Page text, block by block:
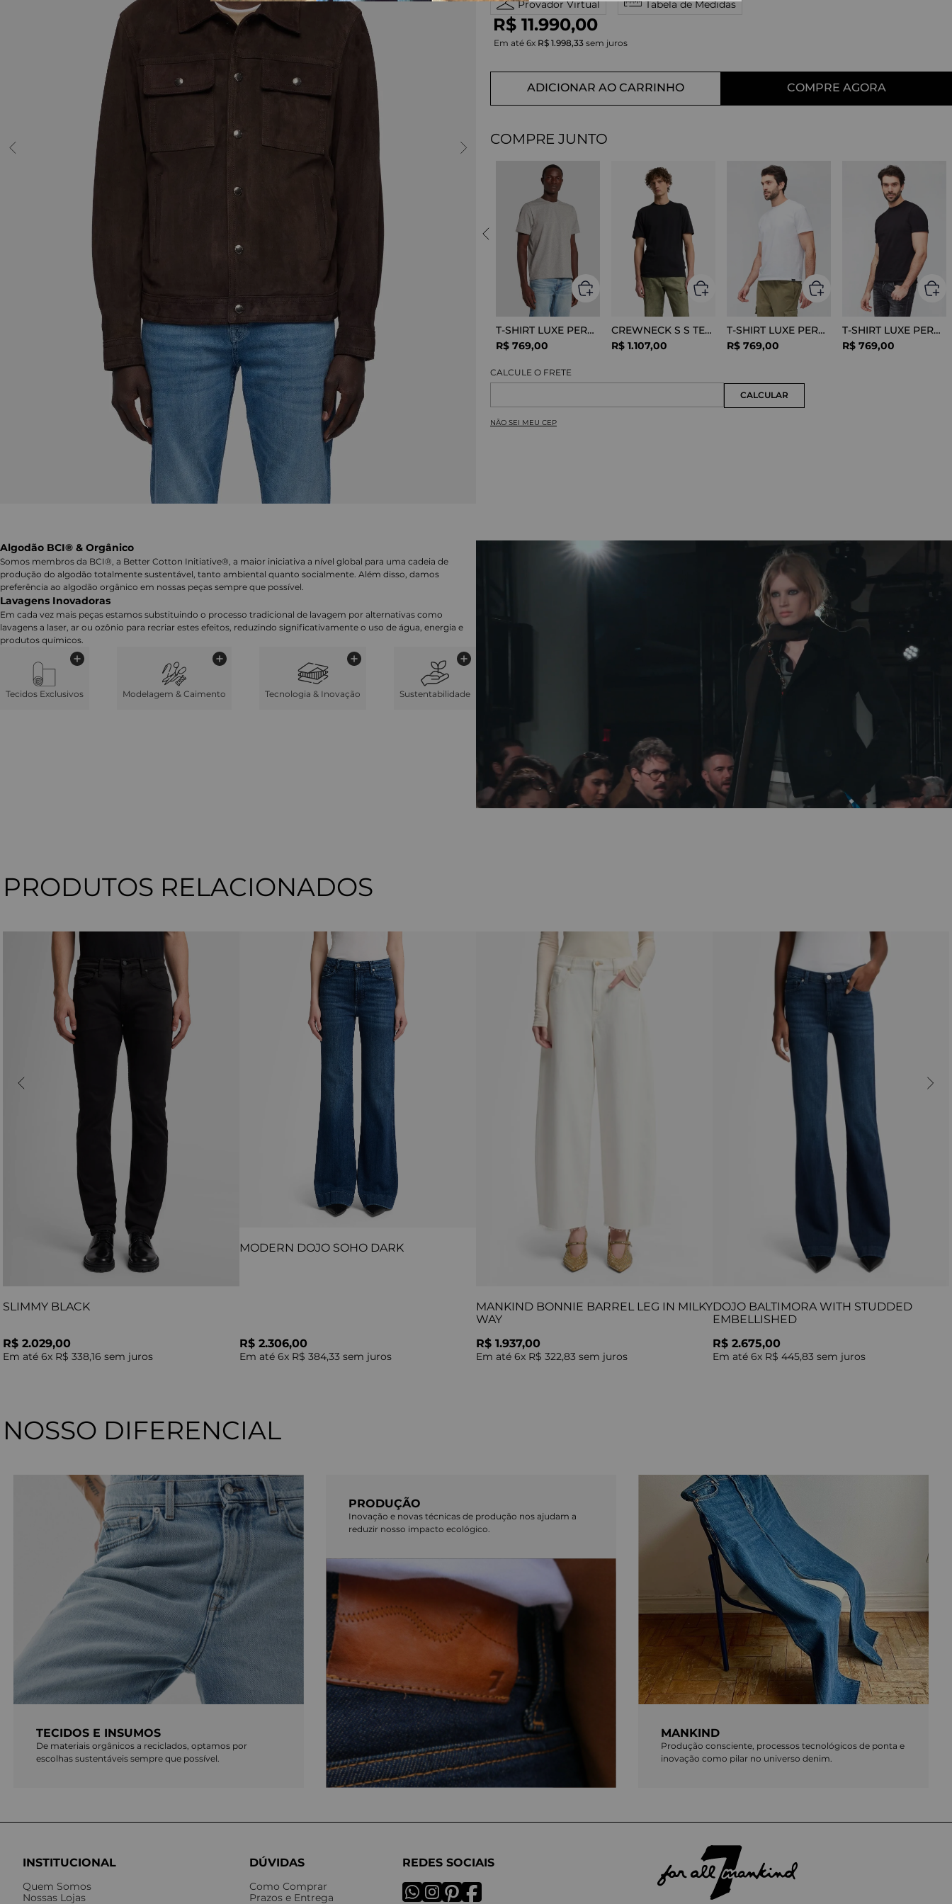
Provador Virtual Tabela de Medidas
R$ 11.990,00
Em até 6x R$ 1.998,33 sem juros
ADICIONAR AO CARRINHO COMPRE AGORA
COMPRE JUNTO
T-SHIRT LUXE PERFOR GREY MELANGE
R$ 769,00
CREWNECK S S TEE COTTON BLACK
R$ 1.107,00
T-SHIRT LUXE PERFORMANCE WHITE
R$ 769,00
T-SHIRT LUXE PERFORMANCE BLACK
R$ 769,00
NÃO SEI MEU CEP
Algodão BCI® & Orgânico
Somos membros da BCI®, a Better Cotton Initiative®, a maior iniciativa a nível global para uma cadeia de
produção do algodão totalmente sustentável, tanto ambiental quanto socialmente. Além disso, damos
preferência ao algodão orgânico em nossas peças sempre que possível.
Lavagens Inovadoras
Em cada vez mais peças estamos substituindo o processo tradicional de lavagem por alternativas como
lavagens a laser, ar ou ozônio para recriar estes efeitos, reduzindo significativamente o uso de água, energia e
produtos químicos.
Tecidos Exclusivos Modelagem & Caimento Tecnologia & Inovação Sustentabilidade
PRODUTOS RELACIONADOS
SLIMMY BLACK
R$ 2.029,00
Em até 6x R$ 338,16 sem juros
MODERN DOJO SOHO DARK
R$ 2.306,00
Em até 6x R$ 384,33 sem juros
MANKIND BONNIE BARREL LEG IN MILKY
WAY
R$ 1.937,00
Em até 6x R$ 322,83 sem juros
DOJO BALTIMORA WITH STUDDED
EMBELLISHED
R$ 2.675,00
Em até 6x R$ 445,83 sem juros
NOSSO DIFERENCIAL
TECIDOS E INSUMOS
De materiais orgânicos a reciclados, optamos por
escolhas sustentáveis sempre que possível.
PRODUÇÃO
Inovação e novas técnicas de produção nos ajudam a
reduzir nosso impacto ecológico.
MANKIND
Produção consciente, processos tecnológicos de ponta e
inovação como pilar no universo denim.
INSTITUCIONAL
Quem Somos
Nossas Lojas
DÚVIDAS
Como Comprar
Prazos e Entrega
REDES SOCIAIS